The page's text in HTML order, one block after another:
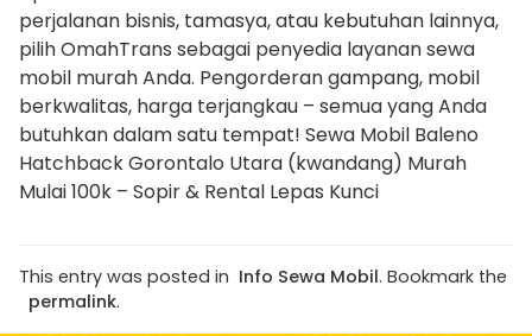
perjalanan bisnis, tamasya, atau kebutuhan lainnya,
pilih OmahTrans sebagai penyedia layanan sewa
mobil murah Anda. Pengorderan gampang, mobil
berkwalitas, harga terjangkau – semua yang Anda
butuhkan dalam satu tempat! Sewa Mobil Baleno
Hatchback Gorontalo Utara (kwandang) Murah
Mulai 100k – Sopir & Rental Lepas Kunci
This entry was posted in Info Sewa Mobil. Bookmark the
permalink.